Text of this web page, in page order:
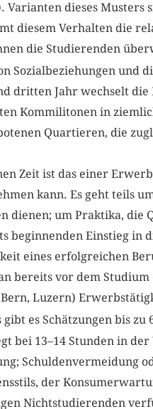
Varianten dieses Musters
diesem Verhalten die
die Studierenden
Sozialbeziehungen und
dritten Jahr wechselt die
Kommilitonen in
Quartieren, die
Zeit ist das einer
kann. Es geht teils
dienen; um Praktika,
beginnenden Einstieg in
eines erfolgreichen
bereits vor dem
Luzern)
es Schätzungen bis zu
bei 13–14 Stunden in der
Schuldenvermeidung
der
Nichtstudierenden